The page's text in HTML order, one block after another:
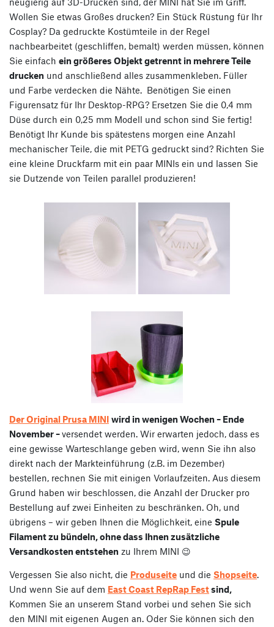
Wollen Sie etwas Großes drucken? Ein Stück Rüstung für Ihr
Cosplay? Da gedruckte Kostümteile in der Regel
nachbearbeitet (geschliffen, bemalt) werden müssen, können
Sie einfach ein größeres Objekt getrennt in mehrere Teile
drucken und anschließend alles zusammenkleben. Füller
und Farbe verdecken die Nähte. Benötigen Sie einen
Figurensatz für Ihr Desktop-RPG? Ersetzen Sie die 0,4 mm
Düse durch ein 0,25 mm Modell und schon sind Sie fertig!
Benötigt Ihr Kunde bis spätestens morgen eine Anzahl
mechanischer Teile, die mit PETG gedruckt sind? Richten Sie
eine kleine Druckfarm mit ein paar MINIs ein und lassen Sie
sie Dutzende von Teilen parallel produzieren!
Der Original Prusa MINI wird in wenigen Wochen – Ende
November –versendet werden. Wir erwarten jedoch, dass es
eine gewisse Warteschlange geben wird, wenn Sie ihn also
direkt nach der Markteinführung (z.B. im Dezember)
bestellen, rechnen Sie mit einigen Vorlaufzeiten. Aus diesem
Grund haben wir beschlossen, die Anzahl der Drucker pro
Bestellung auf zwei Einheiten zu beschränken. Oh, und
übrigens – wir geben Ihnen die Möglichkeit, eine Spule
Filament zu bündeln, ohne dass Ihnen zusätzliche
Versandkosten entstehen zu Ihrem MINI 😉
Vergessen Sie also nicht, die Produseite und die Shopseite.
Und wenn Sie auf dem East Coast RepRap Festsind,
Kommen Sie an unserem Stand vorbei und sehen Sie sich
den MINI mit eigenen Augen an. Oder Sie können sich den